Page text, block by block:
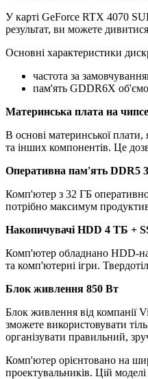
У карті GeForce RTX 4070
результат, ви можете
Основні характеристики
частота за
пам'ять GDDR6X
Материнська плата на
В основі материнської
та інших компонентів. Це
Оперативна пам'ять DDR5
Комп'ютер з 32 ГБ
потрібно максимум
Накопичувачі HDD 4 TБ +
Комп'ютер обладнано HDD-
та комп'ютерні ігри.
Блок живлення 850 Вт
Блок живлення від компанії
зможете використовувати
організувати правильний,
Комп'ютер орієнтовано на
проектувальників. Цій